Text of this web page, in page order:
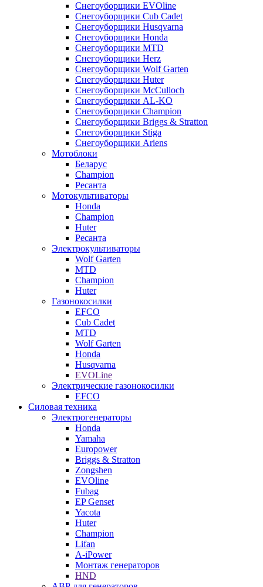
Снегоуборщики EVOline
Снегоуборщики Cub Cadet
Снегоуборщики Husqvarna
Снегоуборщики Honda
Снегоуборщики MTD
Снегоуборщики Herz
Снегоуборщики Wolf Garten
Снегоуборщики Huter
Снегоуборщики McCulloch
Снегоуборщики AL-KO
Снегоуборщики Champion
Снегоуборщики Briggs & Stratton
Снегоуборщики Stiga
Снегоуборщики Ariens
Мотоблоки
Беларус
Champion
Ресанта
Мотокультиваторы
Honda
Champion
Huter
Ресанта
Электрокультиваторы
Wolf Garten
MTD
Champion
Huter
Газонокосилки
EFCO
Cub Cadet
MTD
Wolf Garten
Honda
Husqvarna
EVOLine
Электрические газонокосилки
EFCO
Силовая техника
Электрогенераторы
Honda
Yamaha
Europower
Briggs & Stratton
Zongshen
EVOline
Fubag
EP Genset
Yacota
Huter
Champion
Lifan
A-iPower
Монтаж генераторов
HND